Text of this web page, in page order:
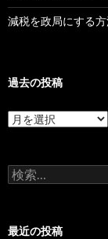
減税を政局にする方
過去の投稿
過
去
稿
検
索:
最近の投稿